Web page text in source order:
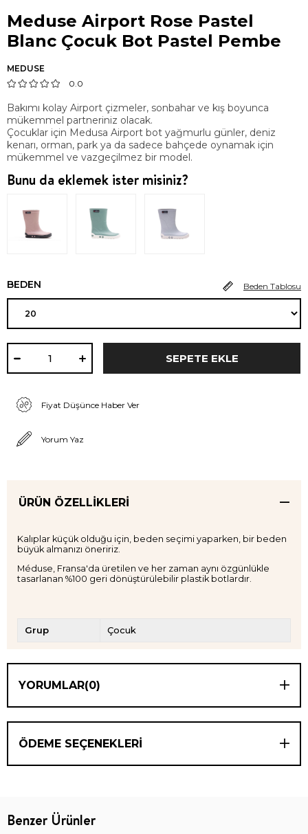
Meduse Airport Rose Pastel
Blanc Çocuk Bot Pastel Pembe
MEDUSE
0.0
Bakımı kolay Airport çizmeler, sonbahar ve kış boyunca
mükemmel partneriniz olacak.
Çocuklar için Medusa Airport bot yağmurlu günler, deniz
kenarı, orman, park ya da sadece bahçede oynamak için
mükemmel ve vazgeçilmez bir model.
Bunu da eklemek ister misiniz?
BEDEN Beden Tablosu
Fiyat Düşünce Haber Ver
Yorum Yaz
ÜRÜN ÖZELLIKLERI
Kalıplar küçük olduğu için, beden seçimi yaparken, bir beden
büyük almanızı öneririz.
Méduse, Fransa'da üretilen ve her zaman aynı özgünlükle
tasarlanan %100 geri dönüştürülebilir plastik botlardır.
Grup Çocuk
YORUMLAR(0)
ÖDEME SEÇENEKLERI
Benzer Ürünler